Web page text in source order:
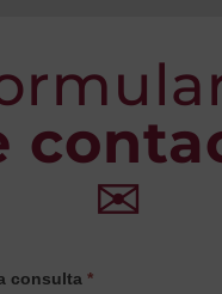
✉
consulta *